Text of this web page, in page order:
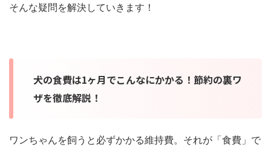
そんな疑問を解決していきます！
犬の食費は1ヶ月でこんなにかかる！節約の裏ワ
ザを徹底解説！
ワンちゃんを飼うと必ずかかる維持費。それが「食費」で